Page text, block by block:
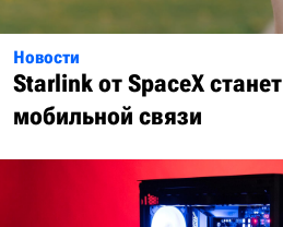
Новости
Starlink от SpaceX
мобильной связи